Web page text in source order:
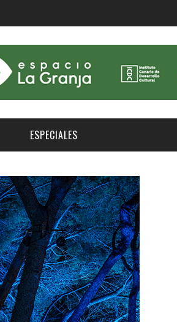
CATEGORIA
Cultura
Deporte y Naturaleza
Gastro
Infantil
ESPECIALES
FESTIVAL BOREAL 2026
FESTIVAL TAGANANA 2026
NOCTÁMBULA TENERIFE
TENERIFE PHE FESTIVAL 2026
XXVII VERANO DE CUENTO